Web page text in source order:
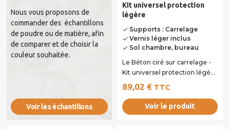
Nous vous proposons de
commander des échantillons
de poudre ou de matière, afin
de comparer et de choisir la
couleur souhaitée.
Voir les échantillons
Kit universel protection
légère
done Supports : Carrelage
done Vernis léger inclus
done Sol chambre, bureau
Le Béton ciré sur carrelage -
Kit universel protection légère
89,02 € TTC
Voir le produit